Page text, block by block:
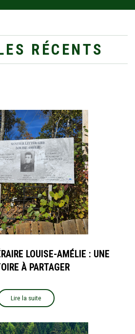
RÉCENTS
LOUISE-AMÉLIE : UNE
À PARTAGER
Lire la suite